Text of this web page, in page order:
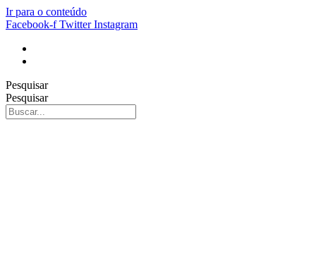
Ir para o conteúdo
Facebook-f Twitter Instagram
Pesquisar
Pesquisar